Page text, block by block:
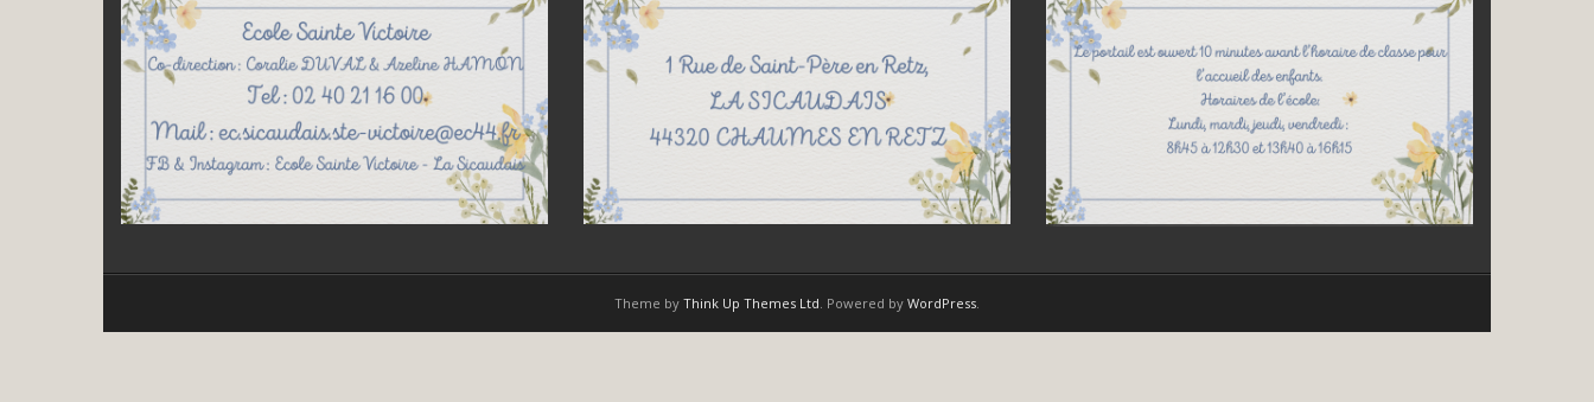
Theme by Think Up Themes Ltd . Powered by WordPress